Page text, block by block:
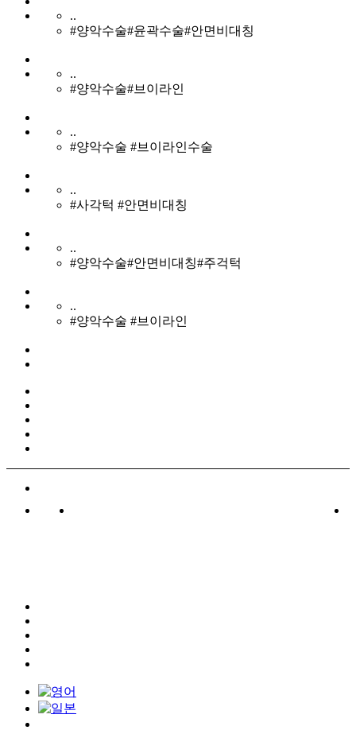
..
#양악수술#윤곽수술#안면비대칭
..
#양악수술#브이라인
..
#양악수술 #브이라인수술
..
#사각턱 #안면비대칭
..
#양악수술#안면비대칭#주걱턱
..
#양악수술 #브이라인